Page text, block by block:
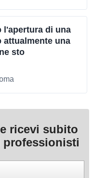
l'apertura di una
attualmente una
sto
ricevi subito
professionisti